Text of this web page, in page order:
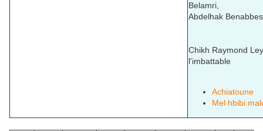
Belamri,
Abdelhak
Chikh Raymond
l'imbattable
Achiatoune
Mel hbibi